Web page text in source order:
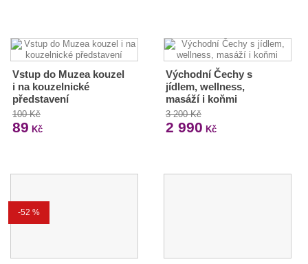
Vstup do Muzea kouzel
i na kouzelnické
představení
100 Kč
89 Kč
Východní Čechy s
jídlem, wellness,
masáží i koňmi
3 200 Kč
2 990 Kč
-52 %